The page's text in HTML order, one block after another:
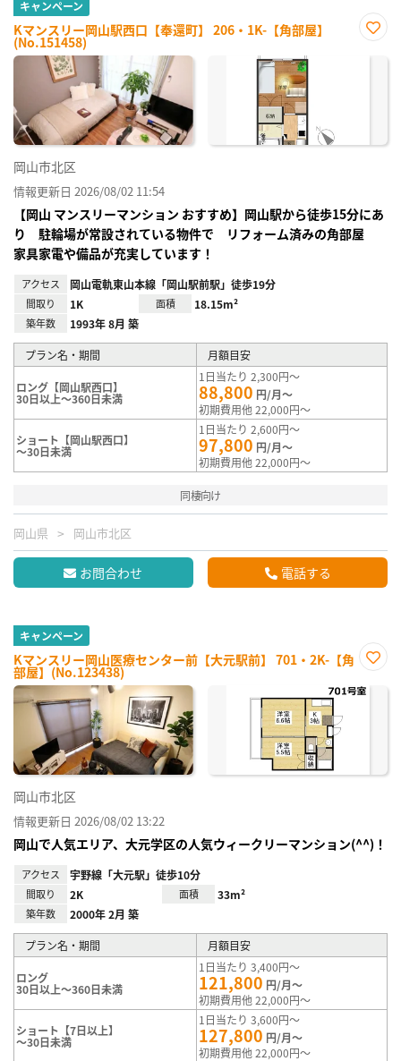
キャンペーン
Kマンスリー岡山駅西口【奉還町】 206・1K-【角部屋】
(No.151458)
に入
岡山市北区
情報更新日 2026/08/02 11:54
【岡山 マンスリーマンション おすすめ】岡山駅から徒歩15分にあ
り 駐輪場が常設されている物件で リフォーム済みの角部屋
家具家電や備品が充実しています！
アクセス 岡山電軌東山本線「岡山駅前駅」徒歩19分
間取り 1K 面積 18.15m²
築年数 1993年 8月 築
プラン名・期間 月額目安
ロング【岡山駅西口】
30日以上～360日未満
1日当たり 2,300円～
88,800 円/月～
初期費用他 22,000円～
ショート【岡山駅西口】
～30日未満
1日当たり 2,600円～
97,800 円/月～
初期費用他 22,000円～
同棲向け
岡山県 岡山市北区
お問合わせ 電話する
キャンペーン
Kマンスリー岡山医療センター前【大元駅前】 701・2K-【角
部屋】(No.123438)
に入
岡山市北区
情報更新日 2026/08/02 13:22
岡山で人気エリア、大元学区の人気ウィークリーマンション(^^)！
アクセス 宇野線「大元駅」徒歩10分
間取り 2K 面積 33m²
築年数 2000年 2月 築
プラン名・期間 月額目安
ロング
30日以上～360日未満
1日当たり 3,400円～
121,800 円/月～
初期費用他 22,000円～
ショート【7日以上】
～30日未満
1日当たり 3,600円～
127,800 円/月～
初期費用他 22,000円～